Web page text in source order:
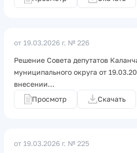
от 19.03.2026 г. № 226
Решение Совета депутатов
муниципального округа от
внесении…
Просмотр
Скачать
от 19.03.2026 г. № 225